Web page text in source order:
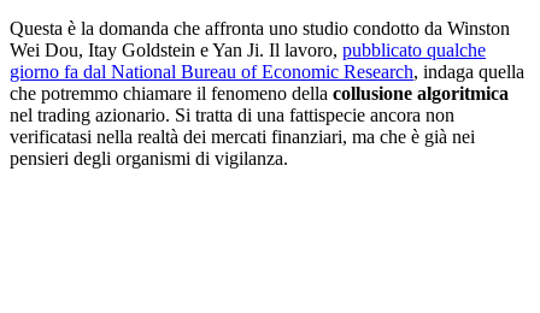
Questa è la domanda che affronta uno studio condotto da Winston
Wei Dou, Itay Goldstein e Yan Ji. Il lavoro, pubblicato qualche
giorno fa dal National Bureau of Economic Research, indaga quella
che potremmo chiamare il fenomeno della collusione algoritmica
nel trading azionario. Si tratta di una fattispecie ancora non
verificatasi nella realtà dei mercati finanziari, ma che è già nei
pensieri degli organismi di vigilanza.